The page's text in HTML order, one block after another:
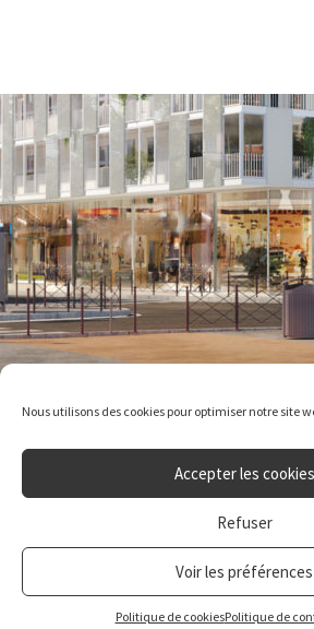
Nous utilisons des cookies pour optimiser notre site
Accepter les cookies
Refuser
Voir les préférences
Politique de cookiesPolitique de
Plan dusite|
légales